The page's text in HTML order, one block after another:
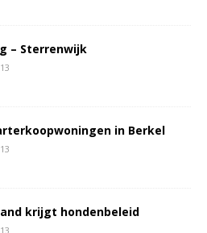
– Sterrenwijk
in Berkel
krijgt hondenbeleid